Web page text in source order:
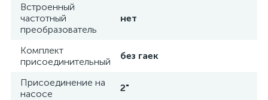
Встроенный
частотный
преобразователь
нет
Комплект
присоединительный
без гаек
Присоединение на
насосе
2"